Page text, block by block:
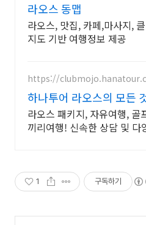
라오스 동맵
라오스, 맛집, 카페,마사지,
지도 기반 여행정보 제공
https://
하나투어 라오스의 모든
나투어 공식인증 예약센터
라오스 패키지, 자유여행, 골
끼리여행! 신속한 상담 및 다
1 구독하기